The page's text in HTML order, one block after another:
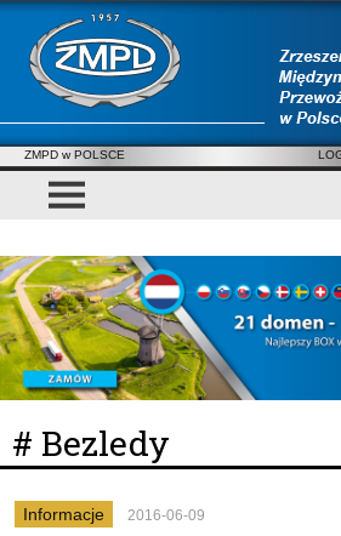
ZMPD w POLSCE
# Bezledy
Informacje 2016-06-09